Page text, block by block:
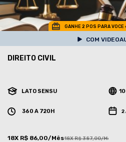
GANHE 2 POS PARA VOCE
COM
DIREITO CIVIL
LATO SENSU
360 A 720H 2
18X R$ 86,00/Mês18X R$ 387,00/Mês